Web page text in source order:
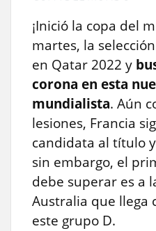
¡Inició la copa del
martes, la
en Qatar 2022 y
corona en esta
mundialista. Aún
lesiones, Francia
candidata al título
sin embargo, el
debe superar es a
Australia que llega
este grupo D.